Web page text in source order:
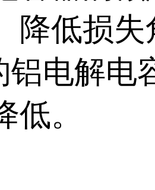
降低损
铝电解电
。